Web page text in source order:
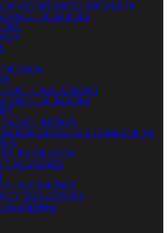
COCHE-MOTO-BICICLETA
- BURLETES
CELO
- CARGADORES
- BURLETES
TACOS - BRIDAS
INDUSTRIALES Y DOMESTICAS
PROTECCION
Y ALAMBRES
- ACCESORIOS
Y SELLADORES
ALAMBRES